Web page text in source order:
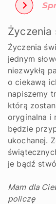
Życzenia
Życzenia
jednym
niezwykłą
o ciekawą
napiszemy
którą
oryginalna i
będzie
ukochanej.
je bądź
Mam dla
policzę